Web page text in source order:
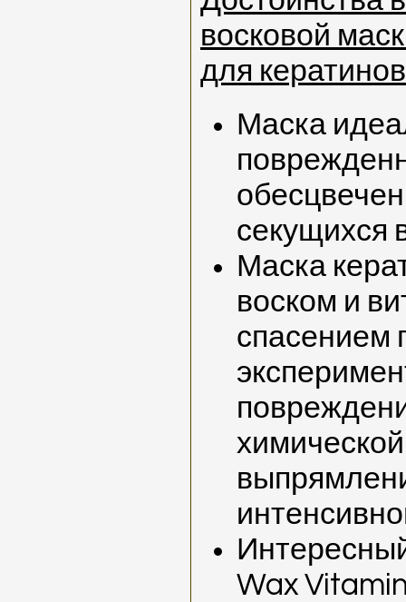
восковой
для
Маска
секущихся
Маска
воском и
спасением
Wax